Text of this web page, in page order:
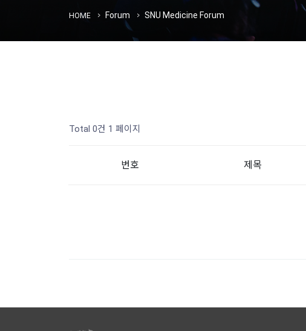
HOME Forum SNU Medicine Forum
Total 0건 1 페이지
번호 제목